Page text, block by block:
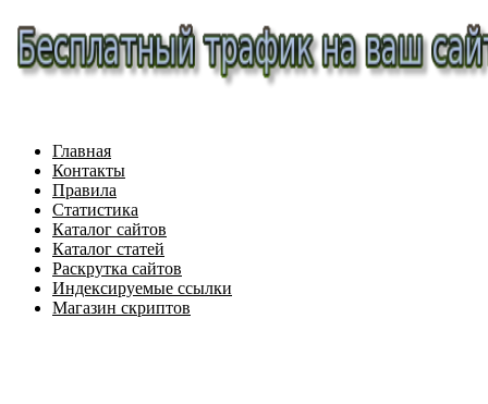
Главная
Контакты
Правила
Статистика
Каталог сайтов
Каталог статей
Раскрутка сайтов
Индексируемые ссылки
Магазин скриптов